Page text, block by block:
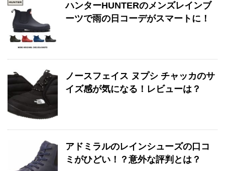
ハンターHUNTERのメンズレインブ
ーツで雨の日コーデがスマートに！
ノースフェイス ヌプシ チャッカのサ
イズ感が気になる！レビューは？
アドミラルのレインシューズの口コ
ミがひどい！？意外な評判とは？